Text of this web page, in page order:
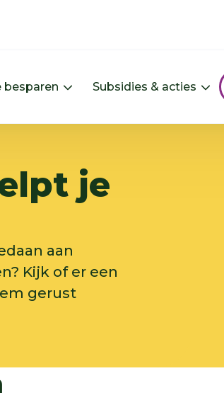
besparen Menu Energie besparen
Subsidies & acties
je
aan
Kijk of er een
gerust